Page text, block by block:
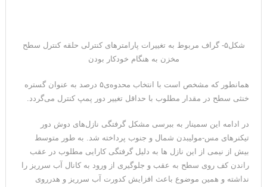
شکل۵- گراف مربوط به تغییرات پارامترهای کنترلی حلقه کنترل سطح
مخزن به هنگام خودکار بودن
همانطور که مشخص است با انتخاب محدوه‌ی۵ درصد به عنوان گستره
خنثی سطح در مقدار مطلوب با حداقل تغییر دور پمپ کنترل می‌گردد.
در ادامه این سمینار به ببرسی مشکل گرفتگی نازل‌های دوش دور
تیکنرهای مس-مولیبدن شمال و جنوب پرداخته شد. به طور متوسط
بیش از نیمی از این نازل ها به دلیل گرفتگی کارایی مطلوب در عقب
راندن کف روی سطح به عقب و جلوگیری از ورود به کانال آب سرریز را
نداشته و همین موضوع باعث افزایش کدورت آب سرریز و هدرروی